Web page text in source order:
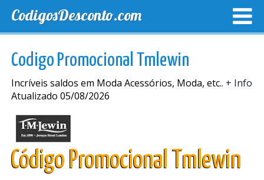
CodigosDesconto.com
Codigo Promocional Tmlewin
Incríveis saldos em Moda Acessórios, Moda, etc.. + Info
Atualizado 05/08/2026
Código Promocional Tmlewin